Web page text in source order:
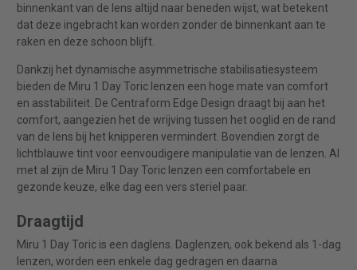
binnenkant van de lens altijd naar beneden wijst, wat betekent
dat deze ingebracht kan worden zonder de binnenkant aan te
raken en deze schoon blijft.
Dankzij het dynamische asymmetrische stabilisatiesysteem
bieden de Miru 1 Day Toric lenzen een hoge mate van comfort
en asstabiliteit. De Centraform Edge Design draagt bij aan het
comfort, aangezien het de wrijving tussen het ooglid en de rand
van de lens bij het knipperen vermindert. Bovendien zorgt de
lichtblauwe tint voor eenvoudigere manipulatie van de lenzen. Al
met al zijn de Miru 1 Day Toric lenzen een comfortabele en
gezonde keuze, elke dag een vers steriel paar.
Draagtijd
Miru 1 Day Toric is een daglens. Daglenzen, ook bekend als 1-dag
lenzen, worden een enkele dag gedragen en daarna